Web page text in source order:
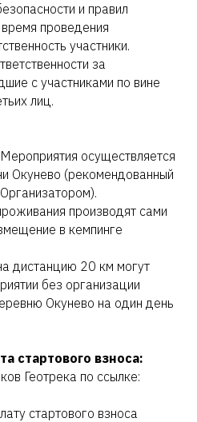
и правил
проведения
участники.
за
с участниками по вине
лиц.
осуществляется
Окунево (рекомендованный
производят сами
в кемпинге
дистанцию 20 км могут
без организации
Окунево на один день
стартового взноса:
Геотрека по ссылке:
стартового взноса